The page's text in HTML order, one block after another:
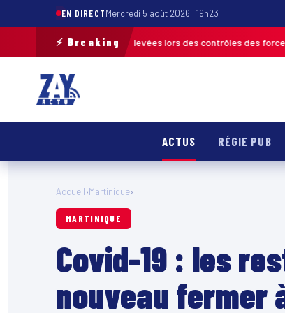
EN DIRECTMercredi 5 août 2026 · 19h23
⚡ Breaking
infractions relevées lors des contrôles des forces de l’ordre
ACTUS RÉGIE PUB
Accueil›Martinique›
MARTINIQUE
Covid-19 : les
nouveau fermer